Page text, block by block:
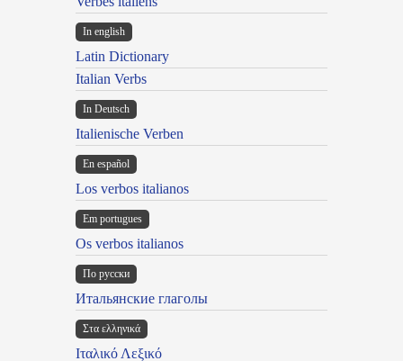
In english
Latin Dictionary
Italian Verbs
In Deutsch
Italienische Verben
En español
Los verbos italianos
Em portugues
Os verbos italianos
По русски
Итальянские глаголы
Στα ελληνικά
Ιταλικό Λεξικό